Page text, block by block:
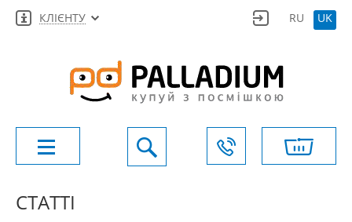
КЛІЄНТУ RU UK
СТАТТІ